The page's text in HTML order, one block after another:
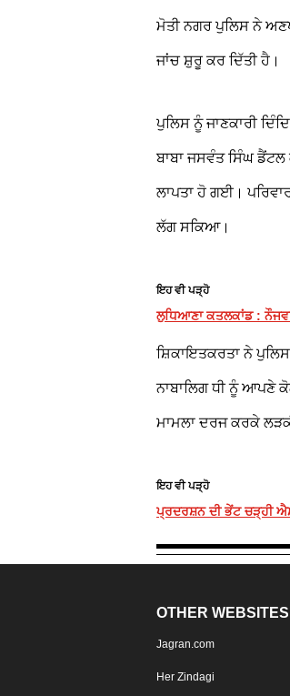
ਮੋਤੀ ਨਗਰ ਪੁਲਿਸ ਨੇ
ਜਾਂਚ ਸ਼ੁਰੂ ਕਰ ਦਿੱਤੀ ਹੈ।
ਪੁਲਿਸ ਨੂੰ ਜਾਣਕਾਰੀ
ਬਾਬਾ ਜਸਵੰਤ ਸਿੰਘ
ਲਾਪਤਾ ਹੋ ਗਈ।
ਲੱਗ ਸਕਿਆ।
ਇਹ ਵੀ ਪੜ੍ਹੋ
ਲੁਧਿਆਣਾ ਕਤਲਕਾਂਡ :
ਸ਼ਿਕਾਇਤਕਰਤਾ ਨੇ
ਨਾਬਾਲਿਗ ਧੀ ਨੂੰ ਆਪਣੇ
ਮਾਮਲਾ ਦਰਜ ਕਰਕੇ
ਇਹ ਵੀ ਪੜ੍ਹੋ
ਪ੍ਰਦਰਸ਼ਨ ਦੀ ਭੇਂਟ ਚੜ੍ਹੀ
OTHER WEBSITES
Jagran.com
Her Zindagi